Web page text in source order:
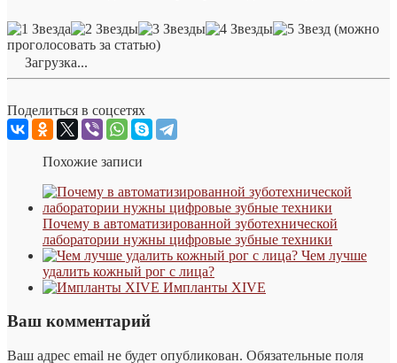
(можно
проголосовать за статью)
Загрузка...
Поделиться в соцсетях
Похожие записи
Почему в автоматизированной зуботехнической
лаборатории нужны цифровые зубные техники
Чем лучше
удалить кожный рог с лица?
Импланты XIVE
Ваш комментарий
Ваш адрес email не будет опубликован. Обязательные поля